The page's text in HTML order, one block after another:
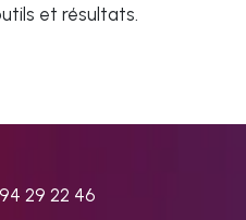
et résultats.
29 22 46